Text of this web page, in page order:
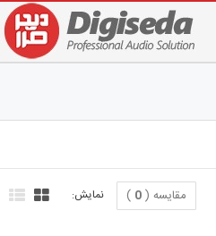
نمایش: مقایسه (0
)